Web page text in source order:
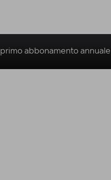
primo abbonamento